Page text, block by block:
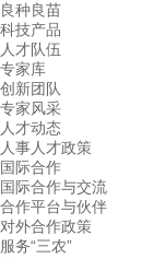
良种良苗
科技产品
人才队伍
专家库
创新团队
专家风采
人才动态
人事人才政策
国际合作
国际合作与交流
合作平台与伙伴
对外合作政策
服务“三农”